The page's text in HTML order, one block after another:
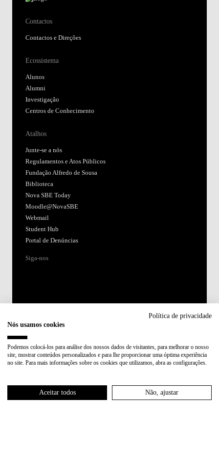
Contactos
Contactos e Direções
Ecossistema
Alunos
Alumni
Investigação
Centros de Conhecimento
Atalhos
Junte-se a nós
Regulamentos e Atos Públicos
Fundação Alfredo de Sousa
Biblioteca
Nova SBE Today
Moodle@NovaSBE
Webmail
Student Hub
Portal de Denúncias
Siga-nos
Membro de:
Política de privacidade
Nós usamos cookies
Podemos colocá-los para análise dos nossos dados de visitantes, para melhorar o nosso
site, mostrar conteúdos personalizados e para lhe proporcionar uma óptima experiência
no site. Para mais informações sobre os cookies que utilizamos, abra as configurações.
Aceitar todos Não, ajustar